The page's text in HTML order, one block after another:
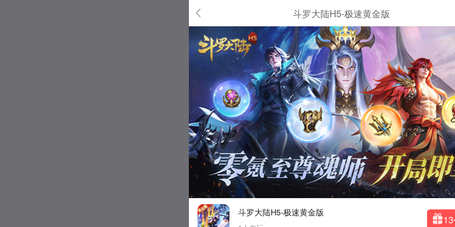
斗罗大陆H5-极速黄金版
斗罗大陆H5-极速黄金版